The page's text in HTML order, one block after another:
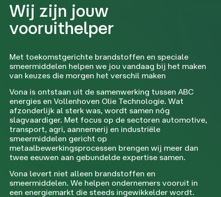
Wij zijn jouw
vooruithelper
Met toekomstgerichte brandstoffen en speciale
smeermiddelen helpen we jou vandaag bij het maken
van keuzes die morgen het verschil maken
Vona is ontstaan uit de samenwerking tussen ABC
energies en Vollenhoven Olie Technologie. Wat
afzonderlijk al sterk was, wordt samen nóg
slagvaardiger. Met focus op de sectoren automotive,
transport, agri, aannemerij en industriële
smeermiddelen gericht op
metaalbewerkingsprocessen brengen wij meer dan
twee eeuwen aan gebundelde expertise samen.
Vona levert niet alleen brandstoffen en
smeermiddelen. We helpen ondernemers vooruit in
een energiemarkt die steeds ingewikkelder wordt.